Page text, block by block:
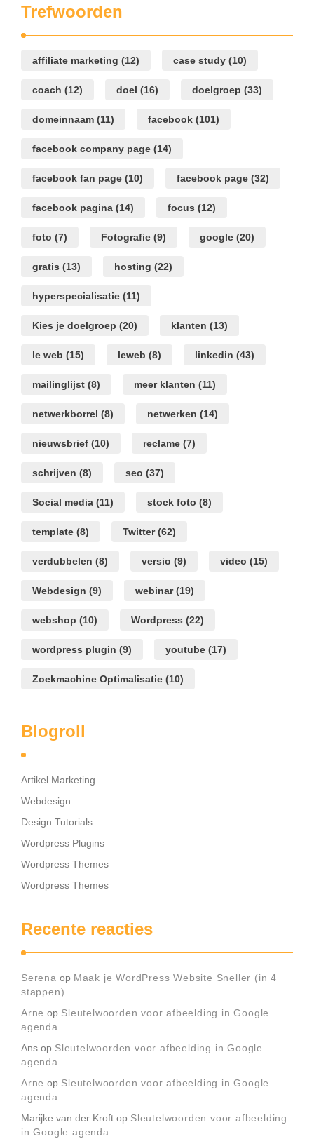
Trefwoorden
affiliate marketing (12) case study (10)
coach (12) doel (16) doelgroep (33)
domeinnaam (11) facebook (101)
facebook company page (14)
facebook fan page (10) facebook page (32)
facebook pagina (14) focus (12)
foto (7) Fotografie (9) google (20)
gratis (13) hosting (22)
hyperspecialisatie (11)
Kies je doelgroep (20) klanten (13)
le web (15) leweb (8) linkedin (43)
mailinglijst (8) meer klanten (11)
netwerkborrel (8) netwerken (14)
nieuwsbrief (10) reclame (7)
schrijven (8) seo (37)
Social media (11) stock foto (8)
template (8) Twitter(62)
verdubbelen (8) versio (9) video (15)
Webdesign (9) webinar(19)
webshop (10) Wordpress (22)
wordpress plugin (9) youtube (17)
Zoekmachine Optimalisatie (10)
Blogroll
Artikel Marketing
Webdesign
Design Tutorials
Wordpress Plugins
Wordpress Themes
Wordpress Themes
Recente reacties
Serena op Maak je WordPress Website Sneller (in 4
stappen)
Arne op Sleutelwoorden voor afbeelding in Google
agenda
Ans op Sleutelwoorden voor afbeelding in Google
agenda
Arne op Sleutelwoorden voor afbeelding in Google
agenda
Marijke van der Kroft op Sleutelwoorden voor afbeelding
in Google agenda